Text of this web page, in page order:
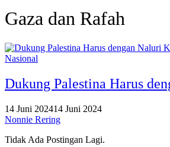
Gaza dan Rafah
Nasional
Dukung Palestina Harus
14 Juni 202414 Juni 2024
Nonnie Rering
Tidak Ada Postingan Lagi.